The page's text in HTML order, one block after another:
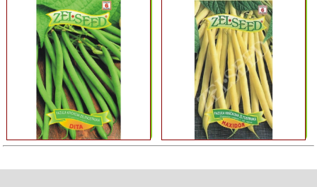
Zeler,
Petržlen,
Paštrnák
Uhorky,
Cukety,
Tekvice,
Melóny
Cvikľa
Špenát
Bylinky